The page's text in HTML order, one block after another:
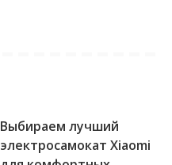
Выбираем лучший
электросамокат Xiaomi